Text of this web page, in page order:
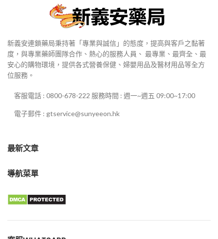
新義安連鎖藥局秉持著「專業與誠信」的態度，提高與客戶之黏著
度，與專業藥師團隊合作、熱心的服務人員、 最專業、最齊全、最
安心的購物環境，提供各式營養保健、婦嬰用品及醫材用品等全方
位服務。
客服電話 : 0800-678-222 服務時間 : 週一~週五 09:00~17:00
電子郵件 : gtservice@sunyeeon.hk
最新文章
導航菜單